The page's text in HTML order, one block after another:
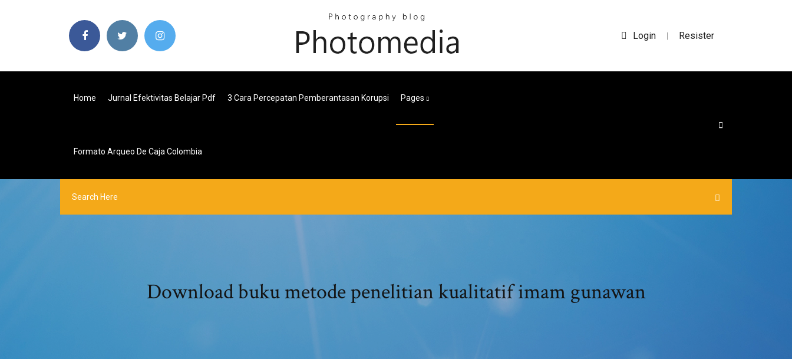
Login | Resister
Home Jurnal Efektivitas Belajar Pdf 3 Cara Percepatan Pemberantasan Korupsi Pages
Formato Arqueo De Caja Colombia
Download buku metode penelitian kualitatif imam gunawan